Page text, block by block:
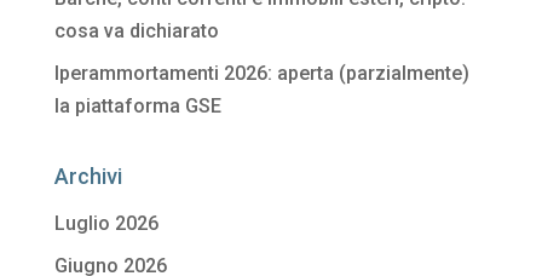
cosa va dichiarato
Iperammortamenti 2026: aperta (parzialmente)
la piattaforma GSE
Archivi
Luglio 2026
Giugno 2026